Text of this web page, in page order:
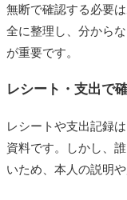
無断で確認する必要
全に整理し、分から
が重要です。
レシート・支出で
レシートや支出記録
資料です。しかし、
いため、本人の説明